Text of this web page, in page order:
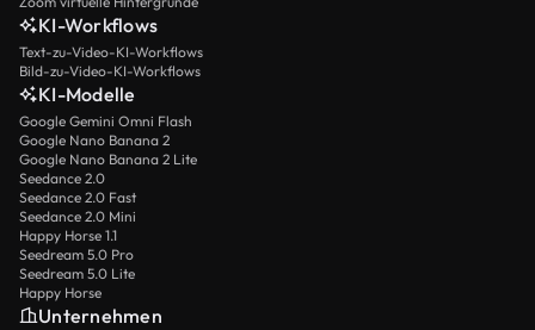
KI-Workflows
Text-zu-Video-KI-Workflows
Bild-zu-Video-KI-Workflows
KI-Modelle
Google Gemini Omni Flash
Google Nano Banana 2
Google Nano Banana 2 Lite
Seedance 2.0
Seedance 2.0 Fast
Seedance 2.0 Mini
Happy Horse 1.1
Seedream 5.0 Pro
Seedream 5.0 Lite
Happy Horse
Unternehmen